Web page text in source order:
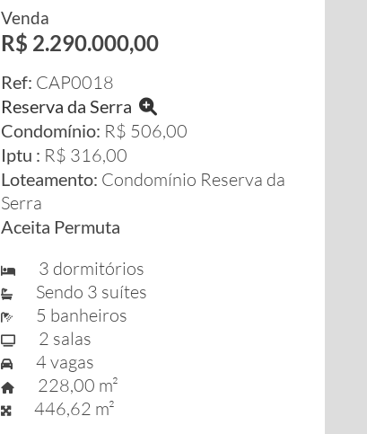
Venda
R$ 2.290.000,00
Ref: CAP0018
Reserva da Serra
Condomínio: R$ 506,00
Iptu : R$ 316,00
Loteamento: Condomínio Reserva da
Serra
Aceita Permuta
3 dormitórios
Sendo 3 suítes
5 banheiros
2 salas
4 vagas
228,00 m²
446,62 m²